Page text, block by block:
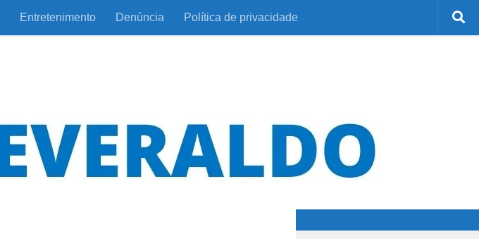
Entretenimento Denúncia Política de privacidade